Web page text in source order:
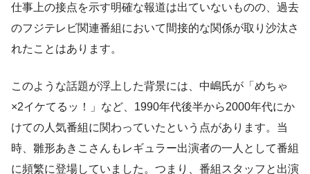
仕事上の接点を示す明確な報道は出ていないものの、過去
のフジテレビ関連番組において間接的な関係が取り沙汰さ
れたことはあります。
このような話題が浮上した背景には、中嶋氏が「めちゃ
×2イケてるッ！」など、1990年代後半から2000年代にか
けての人気番組に関わっていたという点があります。当
時、雛形あきこさんもレギュラー出演者の一人として番組
に頻繁に登場していました。つまり、番組スタッフと出演